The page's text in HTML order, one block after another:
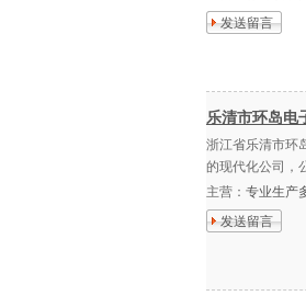
发送留言
乐清市环岛电
浙江省乐清市环
的现代化公司，
主营： 专业生产
发送留言